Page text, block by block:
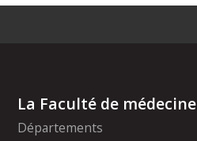
La Faculté de médecine
Départements